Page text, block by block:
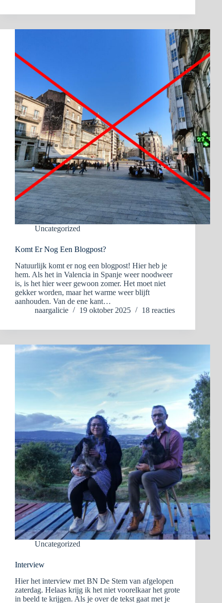
Uncategorized
Komt Er Nog Een Blogpost?
Natuurlijk komt er nog een blogpost! Hier heb je
hem. Als het in Valencia in Spanje weer noodweer
is, is het hier weer gewoon zomer. Het moet niet
gekker worden, maar het warme weer blijft
aanhouden. Van de ene kant…
naargalicie
19 oktober 2025 18 reacties
Uncategorized
Interview
Hier het interview met BN De Stem van afgelopen
zaterdag. Helaas krijg ik het niet voorelkaar het grote
in beeld te krijgen. Als je over de tekst gaat met je